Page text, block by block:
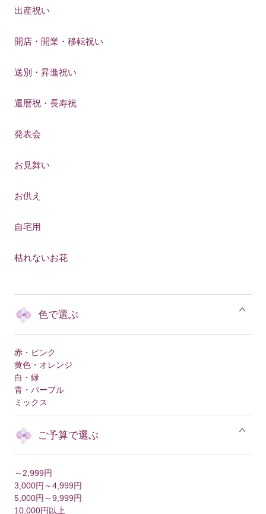
出産祝い
開店・開業・移転祝い
送別・昇進祝い
還暦祝・長寿祝
発表会
お見舞い
お供え
自宅用
枯れないお花
色で選ぶ
赤・ピンク
黄色・オレンジ
白・緑
青・パープル
ミックス
ご予算で選ぶ
～2,999円
3,000円～4,999円
5,000円～9,999円
10,000円以上